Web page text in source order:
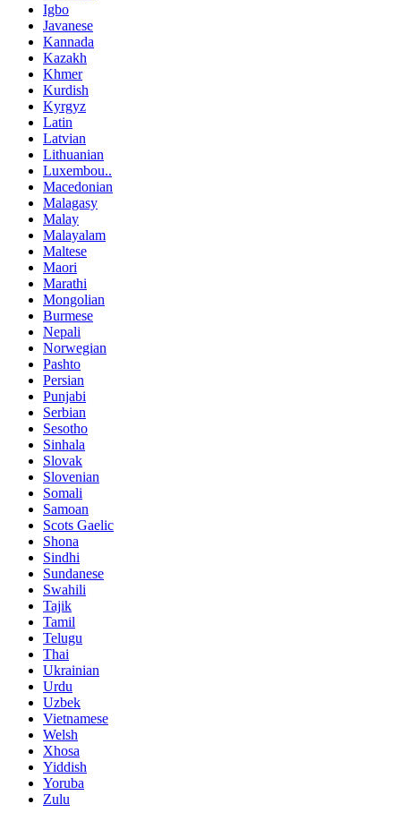
Igbo
Javanese
Kannada
Kazakh
Khmer
Kurdish
Kyrgyz
Latin
Latvian
Lithuanian
Luxembou..
Macedonian
Malagasy
Malay
Malayalam
Maltese
Maori
Marathi
Mongolian
Burmese
Nepali
Norwegian
Pashto
Persian
Punjabi
Serbian
Sesotho
Sinhala
Slovak
Slovenian
Somali
Samoan
Scots Gaelic
Shona
Sindhi
Sundanese
Swahili
Tajik
Tamil
Telugu
Thai
Ukrainian
Urdu
Uzbek
Vietnamese
Welsh
Xhosa
Yiddish
Yoruba
Zulu